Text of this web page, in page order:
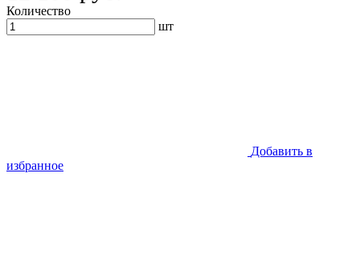
Количество
шт
Добавить в
избранное